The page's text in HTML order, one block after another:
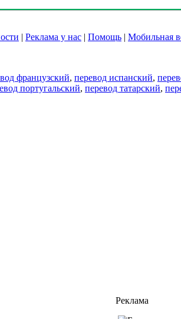
| Реклама у нас | Помощь | Мобильная
французский, перевод испанский,
португальский, перевод татарский,
Реклама